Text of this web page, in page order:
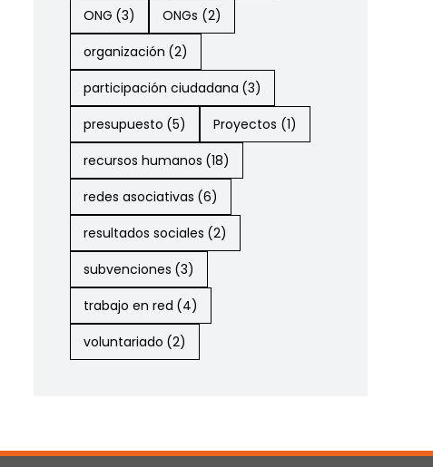
ONG (3) ONGs (2)
organización (2)
participación ciudadana (3)
presupuesto (5) Proyectos (1)
recursos humanos (18)
redes asociativas (6)
resultados sociales (2)
subvenciones (3)
trabajo en red (4)
voluntariado (2)